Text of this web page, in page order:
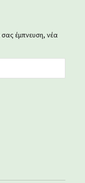
έμπνευση, νέα